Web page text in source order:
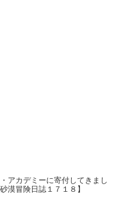
アカデミーに寄付してきまし
漠冒険日誌１７１８】